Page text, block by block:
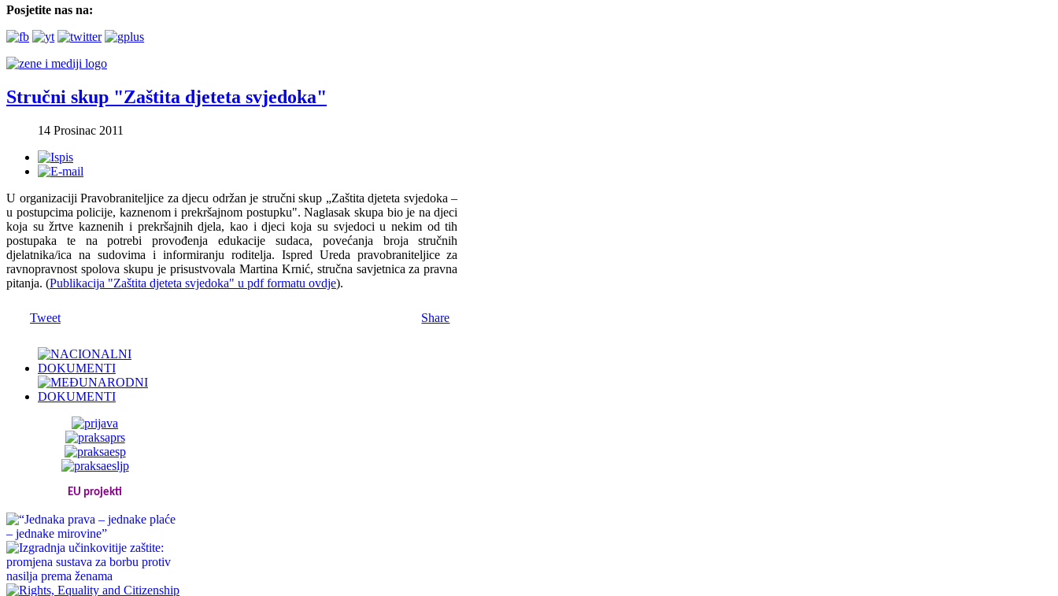
Posjetite nas na:
Stručni skup "Zaštita djeteta svjedoka"
14 Prosinac 2011
U organizaciji Pravobraniteljice za djecu održan je stručni skup „Zaštita djeteta svjedoka –
u postupcima policije, kaznenom i prekršajnom postupku". Naglasak skupa bio je na djeci
koja su žrtve kaznenih i prekršajnih djela, kao i djeci koja su svjedoci u nekim od tih
postupaka te na potrebi provođenja edukacije sudaca, povećanja broja stručnih
djelatnika/ica na sudovima i informiranju roditelja. Ispred Ureda pravobraniteljice za
ravnopravnost spolova skupu je prisustvovala Martina Krnić, stručna savjetnica za pravna
pitanja. (Publikacija "Zaštita djeteta svjedoka" u pdf formatu ovdje).
Tweet Share
EU projekti